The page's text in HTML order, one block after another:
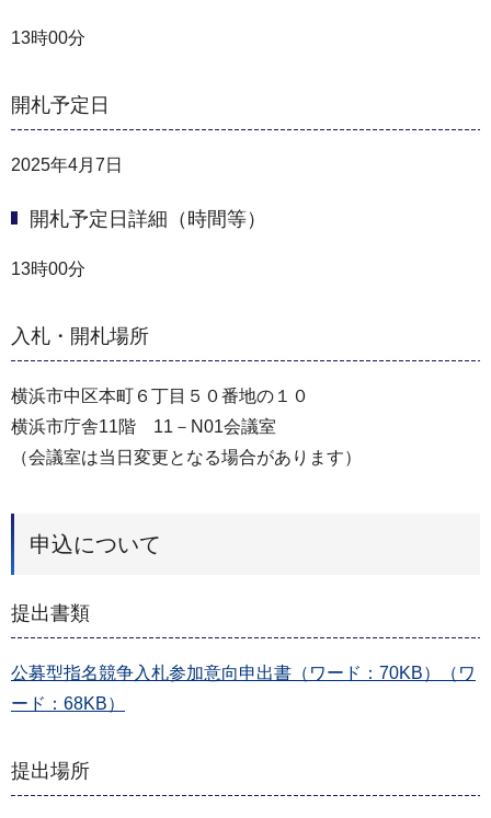
13時00分
開札予定日
2025年4月7日
開札予定日詳細（時間等）
13時00分
入札・開札場所
横浜市中区本町６丁目５０番地の１０
横浜市庁舎11階 11－N01会議室
（会議室は当日変更となる場合があります）
申込について
提出書類
公募型指名競争入札参加意向申出書（ワード：70KB）（ワ
ード：68KB）
提出場所